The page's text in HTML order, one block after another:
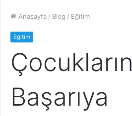
Anasayfa / Blog / Eğitim
Eğitim
Çocukların
Başarıya